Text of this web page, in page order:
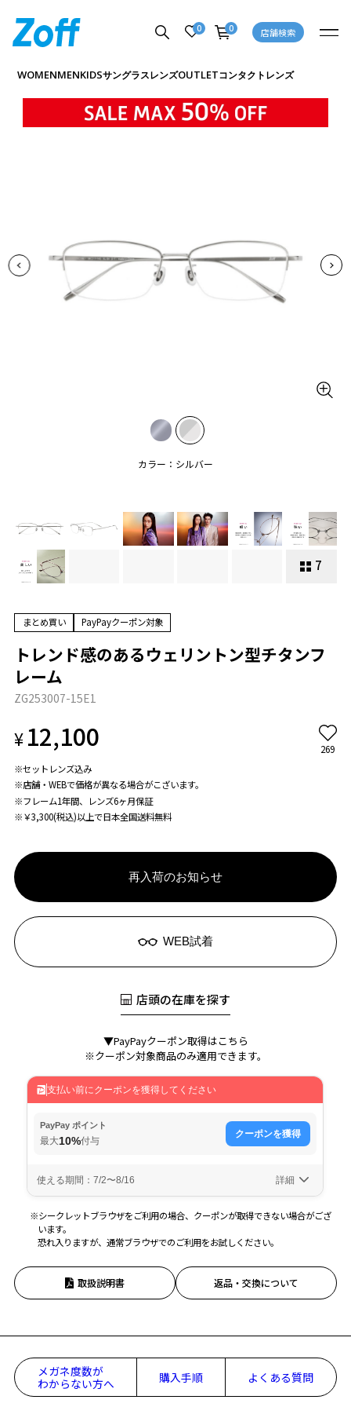
0 0 店舗検索
WOMENMENKIDSサングラスレンズOUTLETコンタクトレンズ
カラー：シルバー
7
商品詳細ページへ
まとめ買い PayPayクーポン対象
トレンド感のあるウェリントン型チタンフ
レーム
ZG253007-15E1
¥12,100
269
※セットレンズ込み
※店舗・WEBで価格が異なる場合がこざいます。
※フレーム1年間、レンズ6ヶ月保証
※￥3,300(税込)以上で日本全国送料無料
再入荷のお知らせ
WEB試着
店頭の在庫を探す
▼PayPayクーポン取得はこちら
※クーポン対象商品のみ適用できます。
※シークレットブラウザをご利用の場合、クーポンが取得できない場合がござ
います。
恐れ入りますが、通常ブラウザでのご利用をお試しください。
取扱説明書 返品・交換について
メガネ度数が
わからない方へ
購入手順 よくある質問